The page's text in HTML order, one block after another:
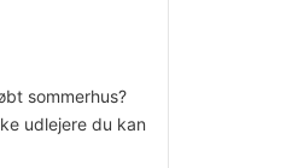
sommerhus?
udlejere du kan